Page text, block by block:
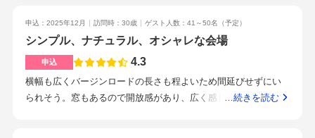
やすい料理等は現実的な価格で見ておくべき・新しい・挙式会
場が魅力的
できるので演出の幅も広がり、今から楽しみです！披露宴会場
はアットホームな先にはもってこいというような雰囲気です。
し写真で見ると人数があまり入らないように感じますが、テー
ブルを長テーブルにしたり、小さいサイズにしたりと様々な組
み合わせができるかつ、思ってた以上に人が入ります！100人規
模を予定しているので人数が入るか不安でしたが全く心配なさ
申込：2025年12月 訪問時：30歳 ゲスト人数：41～50名 （予定）
シンプル、ナチュラル、オシャレな会場
申込 4.3
横幅も広くバージンロードの長さも程よいため間延びせずにい
られそう。窓もあるので開放感があり、広く感じる。大きい窓
…続きを読む